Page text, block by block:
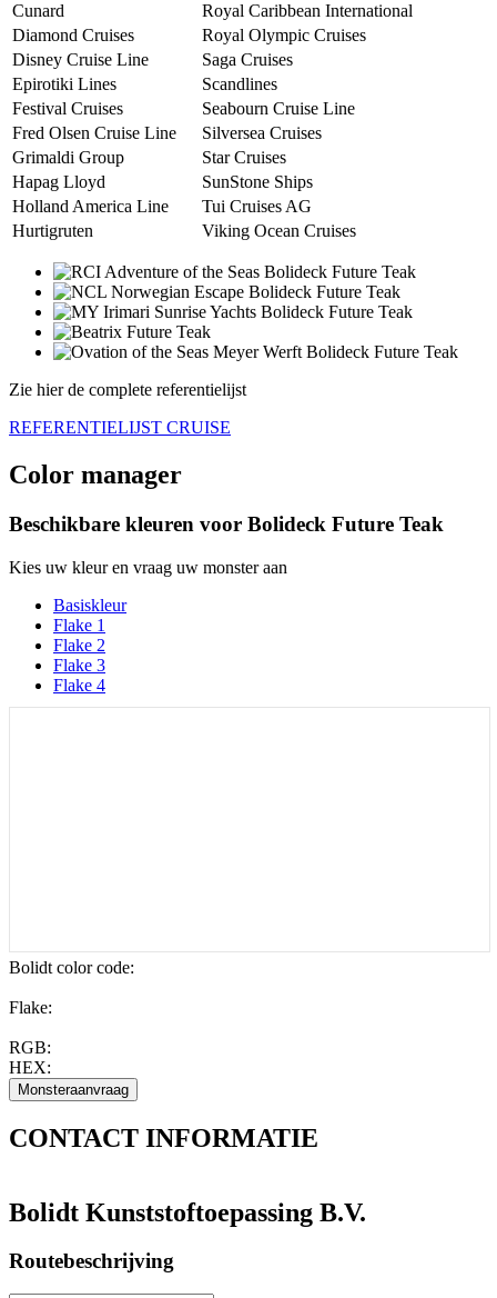
Cunard
Royal Caribbean International
Diamond Cruises
Royal Olympic Cruises
Disney Cruise Line
Saga Cruises
Epirotiki Lines
Scandlines
Festival Cruises
Seabourn Cruise Line
Fred Olsen Cruise Line
Silversea Cruises
Grimaldi Group
Star Cruises
Hapag Lloyd
SunStone Ships
Holland America Line
Tui Cruises AG
Hurtigruten
Viking Ocean Cruises
Zie hier de complete referentielijst
REFERENTIELIJST CRUISE
Color manager
Beschikbare kleuren voor Bolideck Future Teak
Kies uw kleur en vraag uw monster aan
Basiskleur
Flake 1
Flake 2
Flake 3
Flake 4
Bolidt color code:
Flake:
RGB:
HEX:
CONTACT INFORMATIE
Bolidt Kunststoftoepassing B.V.
Routebeschrijving